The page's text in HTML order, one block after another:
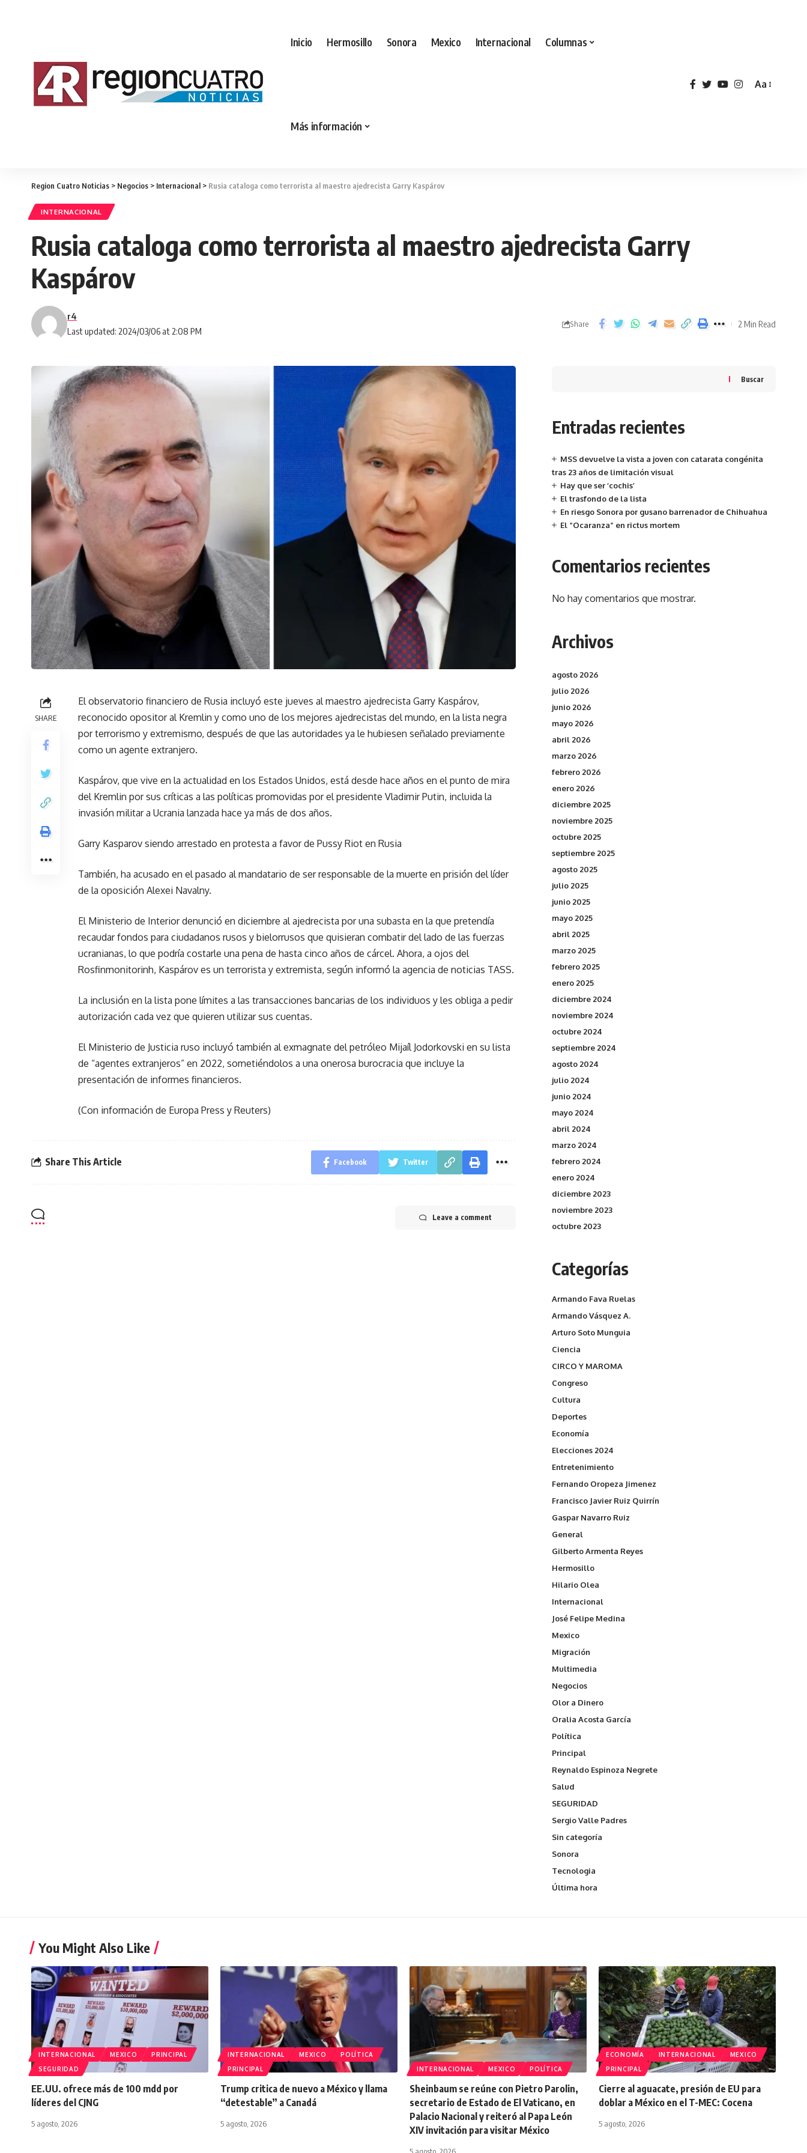
Inicio Hermosillo Sonora Mexico Internacional Columnas
Más información
Aa
Region Cuatro Noticias > Negocios > Internacional > Rusia cataloga como terrorista al maestro ajedrecista Garry Kaspárov
INTERNACIONAL
Rusia cataloga como terrorista al maestro ajedrecista Garry
Kaspárov
Last updated: 2024/03/06 at 2:08 PM
r4
Share 2 Min Read
SHARE
El observatorio financiero de Rusia incluyó este jueves al maestro ajedrecista Garry Kaspárov,
reconocido opositor al Kremlin y como uno de los mejores ajedrecistas del mundo, en la lista negra
por terrorismo y extremismo, después de que las autoridades ya le hubiesen señalado previamente
como un agente extranjero.
Kaspárov, que vive en la actualidad en los Estados Unidos, está desde hace años en el punto de mira
del Kremlin por sus críticas a las políticas promovidas por el presidente Vladimir Putin, incluida la
invasión militar a Ucrania lanzada hace ya más de dos años.
Garry Kasparov siendo arrestado en protesta a favor de Pussy Riot en Rusia
También, ha acusado en el pasado al mandatario de ser responsable de la muerte en prisión del líder
de la oposición Alexei Navalny.
El Ministerio de Interior denunció en diciembre al ajedrecista por una subasta en la que pretendía
recaudar fondos para ciudadanos rusos y bielorrusos que quisieran combatir del lado de las fuerzas
ucranianas, lo que podría costarle una pena de hasta cinco años de cárcel. Ahora, a ojos del
Rosfinmonitorinh, Kaspárov es un terrorista y extremista, según informó la agencia de noticias TASS.
La inclusión en la lista pone límites a las transacciones bancarias de los individuos y les obliga a pedir
autorización cada vez que quieren utilizar sus cuentas.
El Ministerio de Justicia ruso incluyó también al exmagnate del petróleo Mijaíl Jodorkovski en su lista
de “agentes extranjeros” en 2022, sometiéndolos a una onerosa burocracia que incluye la
presentación de informes financieros.
(Con información de Europa Press y Reuters)
Share This Article Facebook Twitter
Leave a comment
Buscar
Entradas recientes
MSS devuelve la vista a joven con catarata congénita
tras 23 años de limitación visual
Hay que ser ‘cochis’
El trasfondo de la lista
En riesgo Sonora por gusano barrenador de Chihuahua
El “Ocaranza” en rictus mortem
Comentarios recientes
No hay comentarios que mostrar.
Archivos
agosto 2026
julio 2026
junio 2026
mayo 2026
abril 2026
marzo 2026
febrero 2026
enero 2026
diciembre 2025
noviembre 2025
octubre 2025
septiembre 2025
agosto 2025
julio 2025
junio 2025
mayo 2025
abril 2025
marzo 2025
febrero 2025
enero 2025
diciembre 2024
noviembre 2024
octubre 2024
septiembre 2024
agosto 2024
julio 2024
junio 2024
mayo 2024
abril 2024
marzo 2024
febrero 2024
enero 2024
diciembre 2023
noviembre 2023
octubre 2023
Categorías
Armando Fava Ruelas
Armando Vásquez A.
Arturo Soto Munguia
Ciencia
CIRCO Y MAROMA
Congreso
Cultura
Deportes
Economía
Elecciones 2024
Entretenimiento
Fernando Oropeza Jimenez
Francisco Javier Ruiz Quirrín
Gaspar Navarro Ruiz
General
Gilberto Armenta Reyes
Hermosillo
Hilario Olea
Internacional
José Felipe Medina
Mexico
Migración
Multimedia
Negocios
Olor a Dinero
Oralia Acosta García
Política
Principal
Reynaldo Espinoza Negrete
Salud
SEGURIDAD
Sergio Valle Padres
Sin categoría
Sonora
Tecnologia
Última hora
You Might Also Like
INTERNACIONAL MEXICO
PRINCIPAL
SEGURIDAD
EE.UU. ofrece más de 100 mdd por
líderes del CJNG
5 agosto, 2026
INTERNACIONAL MEXICO
POLÍTICA
PRINCIPAL
Trump critica de nuevo a México y llama
“detestable” a Canadá
5 agosto, 2026
INTERNACIONAL MEXICO POLÍTICA
Sheinbaum se reúne con Pietro Parolin,
secretario de Estado de El Vaticano, en
Palacio Nacional y reiteró al Papa León
XIV invitación para visitar México
ECONOMÍA INTERNACIONAL
MEXICO
PRINCIPAL
Cierre al aguacate, presión de EU para
doblar a México en el T-MEC: Cocena
5 agosto, 2026